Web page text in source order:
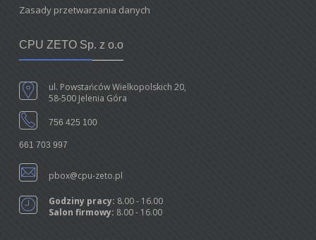
Zasady przetwarzania danych
CPU ZETO Sp. z o.o
ul. Powstańców Wielkopolskich 20,
58-500 Jelenia Góra
756 425 100
661 703 997
pbox@cpu-zeto.pl
Godziny pracy: 8.00 - 16.00
Salon firmowy: 8.00 - 16.00